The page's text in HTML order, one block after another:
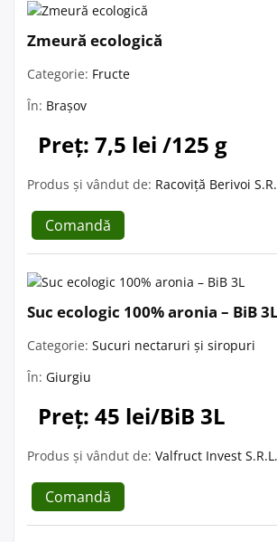
Zmeură ecologică
Categorie: Fructe
În: Brașov
Preț: 7,5 lei /125 g
Produs și vândut de: Racoviță Berivoi
Comandă
Suc ecologic 100% aronia – BiB 3L
Categorie: Sucuri nectaruri și siropuri
În: Giurgiu
Preț: 45 lei/BiB 3L
Produs și vândut de: Valfruct Invest S.R.L.
Comandă